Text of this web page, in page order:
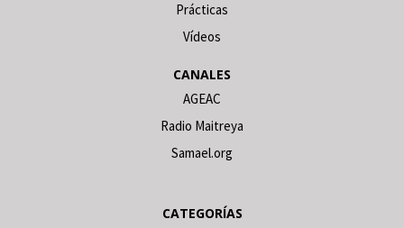
Prácticas
Vídeos
CANALES
AGEAC
Radio Maitreya
Samael.org
CATEGORÍAS